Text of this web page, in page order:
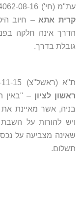
עת"מ (חי') 34062-08-16
קרית אתא– חיוב
הדרך אינה חלקה
גובלת בדרך.
ת"א (ראשל"צ) 31931-11-15
ראשון לציון – "באין
בניה, אשר מאיינת
ויש להורות על
שאינה מצביעה על
תשלום.